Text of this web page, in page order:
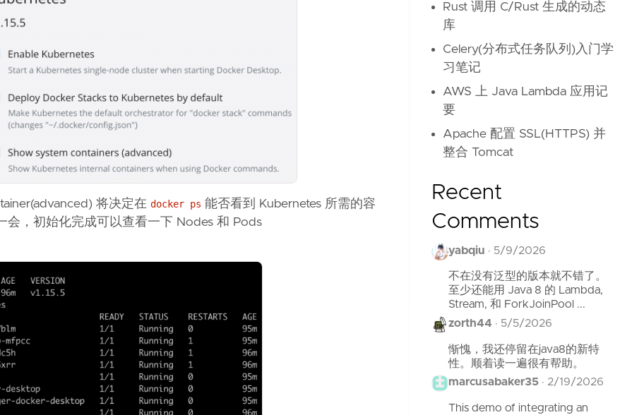
将决定在 docker ps 能否看到 Kubernetes 所需的容
会，初始化完成可以查看一下 Nodes 和 Pods
Rust 调用 C/Rust 生成的动态
库
Celery(分布式任务队列)入门学
习笔记
AWS 上 Java Lambda 应用记
要
Apache 配置 SSL(HTTPS) 并
整合 Tomcat
Recent
Comments
yabqiu · 5/9/2026
不在没有泛型的版本就不错了。
至少还能用 Java 8 的 Lambda,
Stream, 和 ForkJoinPool ...
zorth44 · 5/5/2026
惭愧，我还停留在java8的新特
性。顺着读一遍很有帮助。
marcusabaker35 · 2/19/2026
This demo of integrating an